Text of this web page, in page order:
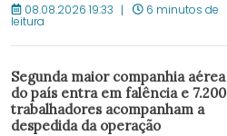
08.08.2026 19:33 6 minutos de
leitura
Segunda maior companhia aérea
do país entra em falência e 7.200
trabalhadores acompanham a
despedida da operação